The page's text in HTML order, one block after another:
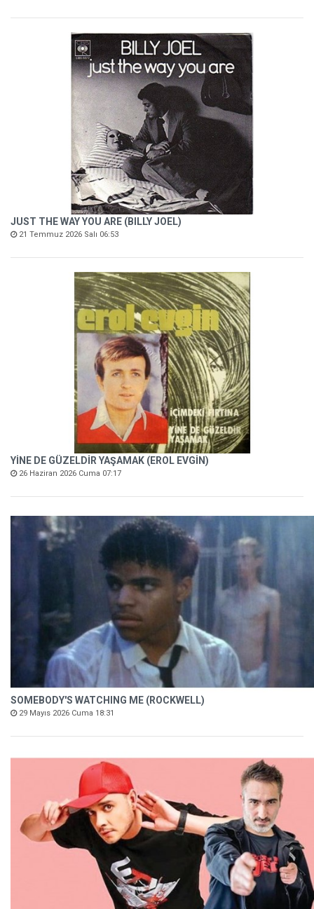
JUST THE WAY YOU ARE (BILLY JOEL)
21 Temmuz 2026 Salı 06:53
YİNE DE GÜZELDİR YAŞAMAK (EROL EVGİN)
26 Haziran 2026 Cuma 07:17
SOMEBODY'S WATCHING ME (ROCKWELL)
29 Mayıs 2026 Cuma 18:31